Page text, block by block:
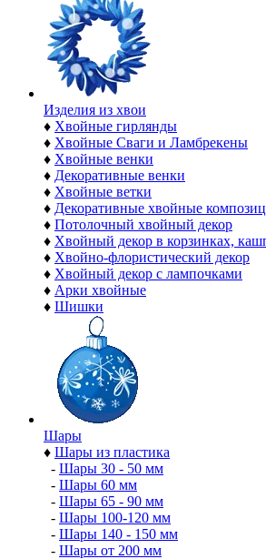
Изделия из хвои
♦ Хвойные гирлянды
♦ Хвойные Сваги и Ламбрекены
♦ Хвойные венки
♦ Декоративные венки
♦ Хвойные ветки
♦ Декоративные хвойные
♦ Потолочный хвойный декор
♦ Хвойный декор в корзинках,
♦ Хвойно-флористический декор
♦ Хвойный декор с лампочками
♦ Арки хвойные
♦ Шишки
Шары
♦ Шары из пластика
- Шары 30 - 50 мм
- Шары 60 мм
- Шары 65 - 90 мм
- Шары 100-120 мм
- Шары 140 - 150 мм
- Шары от 200 мм